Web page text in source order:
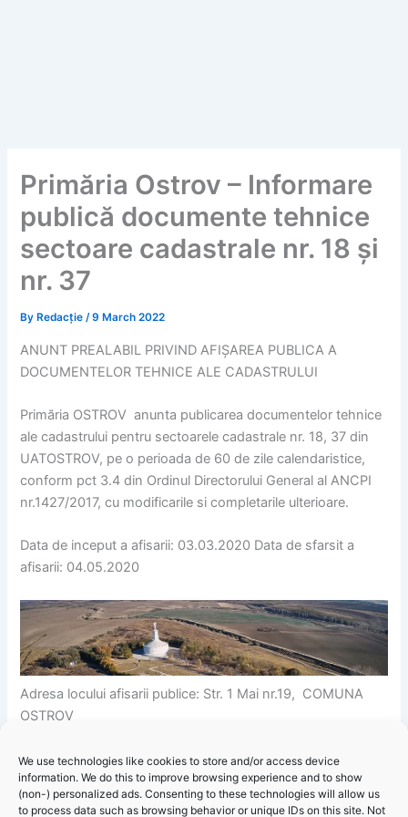
We use technologies like cookies to store and/or access device
information. We do this to improve browsing experience and to show
(non-) personalized ads. Consenting to these technologies will allow us
to process data such as browsing behavior or unique IDs on this site. Not
Primăria Ostrov – Informare
publică documente tehnice
sectoare cadastrale nr. 18 și
nr. 37
By Redacție/9 March 2022
ANUNT PREALABIL PRIVIND AFIȘAREA PUBLICA A
DOCUMENTELOR TEHNICE ALE CADASTRULUI
Primăria OSTROV anunta publicarea documentelor tehnice
ale cadastrului pentru sectoarele cadastrale nr. 18, 37 din
UATOSTROV, pe o perioada de 60 de zile calendaristice,
conform pct 3.4 din Ordinul Directorului General al ANCPI
nr.1427/2017, cu modificarile si completarile ulterioare.
Data de inceput a afisarii: 03.03.2020 Data de sfarsit a
afisarii: 04.05.2020
Adresa locului afisarii publice: Str. 1 Mai nr.19, COMUNA
OSTROV
Repere pentru identificarea locatiei: INCINTA PRIMARIEI
COMUNEI OSTROV.